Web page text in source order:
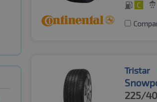
C
Tristar
225/